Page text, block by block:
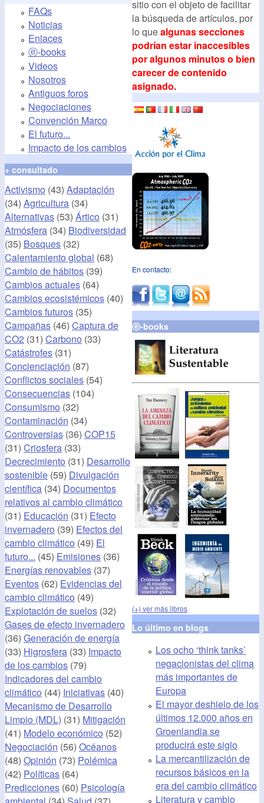
FAQs
Noticias
Enlaces
ⓔ-books
Videos
Nosotros
Antiguos foros
Negociaciones
Convención Marco
El futuro...
Impacto de los cambios
+ consultado
Activismo (43) Adaptación
(34) Agricultura (34)
Alternativas (53) Ártico (31)
Atmósfera (34) Biodiversidad
(35) Bosques (32)
Calentamiento global (68)
Cambio de hábitos (39)
Cambios actuales (64)
Cambios ecosistémicos (40)
Cambios futuros (35)
Campañas (46) Captura de
CO2 (31) Carbono (33)
Catástrofes (31)
Concienciación (87)
Conflictos sociales (54)
Consecuencias (104)
Consumismo (32)
Contaminación (34)
Controversias (36) COP15
(31) Criosfera (33)
Decrecimiento (31) Desarrollo
sostenible (59) Divulgación
científica (34) Documentos
relativos al cambio climático
(31) Educación (31) Efecto
invernadero (39) Efectos del
cambio climático (49) El
futuro... (45) Emisiones (36)
Energías renovables (37)
Eventos (62) Evidencias del
cambio climático (49)
Explotación de suelos (32)
Gases de efecto invernadero
(36) Generación de energía
(33) Higrosfera (33) Impacto
de los cambios (79)
Indicadores del cambio
climático (44) Iniciativas (40)
Mecanismo de Desarrollo
Limpio (MDL) (31) Mitigación
(41) Modelo económico (52)
Negociación (56) Océanos
(48) Opinión (73) Polémica
(42) Políticas (64)
Predicciones (60) Psicología
sitio con el objeto de facilitar
la búsqueda de artículos, por
lo quealgunas secciones
podrían estar inaccesibles
por algunos minutos o bien
carecer de contenido
asignado.
En contacto:
ⓔ-books
(+) ver más libros
Lo último en blogs
Los ocho ‘think tanks’
negacionistas del clima
más importantes de
Europa
El mayor deshielo de los
últimos 12.000 años en
Groenlandia se
producirá este siglo
La mercantilización de
recursos básicos en la
era del cambio climático
Literatura y cambio